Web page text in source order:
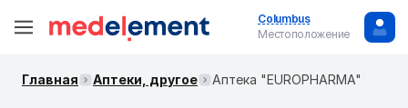
Columbus
Местоположение
Главная Аптеки, другое Аптека "EUROPHARMA"